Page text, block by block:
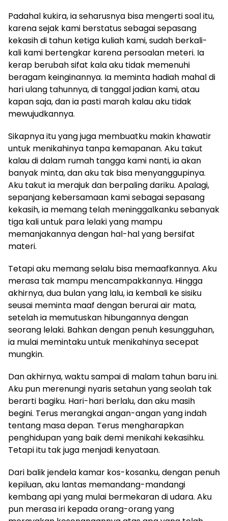
Padahal kukira, ia seharusnya bisa mengerti soal itu,
karena sejak kami berstatus sebagai sepasang
kekasih di tahun ketiga kuliah kami, sudah berkali-
kali kami bertengkar karena persoalan meteri. Ia
kerap berubah sifat kala aku tidak memenuhi
beragam keinginannya. Ia meminta hadiah mahal di
hari ulang tahunnya, di tanggal jadian kami, atau
kapan saja, dan ia pasti marah kalau aku tidak
mewujudkannya.
Sikapnya itu yang juga membuatku makin khawatir
untuk menikahinya tanpa kemapanan. Aku takut
kalau di dalam rumah tangga kami nanti, ia akan
banyak minta, dan aku tak bisa menyanggupinya.
Aku takut ia merajuk dan berpaling dariku. Apalagi,
sepanjang kebersamaan kami sebagai sepasang
kekasih, ia memang telah meninggalkanku sebanyak
tiga kali untuk para lelaki yang mampu
memanjakannya dengan hal-hal yang bersifat
materi.
Tetapi aku memang selalu bisa memaafkannya. Aku
merasa tak mampu mencampakkannya. Hingga
akhirnya, dua bulan yang lalu, ia kembali ke sisiku
seusai meminta maaf dengan berurai air mata,
setelah ia memutuskan hibungannya dengan
seorang lelaki. Bahkan dengan penuh kesungguhan,
ia mulai memintaku untuk menikahinya secepat
mungkin.
Dan akhirnya, waktu sampai di malam tahun baru ini.
Aku pun merenungi nyaris setahun yang seolah tak
berarti bagiku. Hari-hari berlalu, dan aku masih
begini. Terus merangkai angan-angan yang indah
tentang masa depan. Terus mengharapkan
penghidupan yang baik demi menikahi kekasihku.
Tetapi itu tak juga menjadi kenyataan.
Dari balik jendela kamar kos-kosanku, dengan penuh
kepiluan, aku lantas memandang-mandangi
kembang api yang mulai bermekaran di udara. Aku
pun merasa iri kepada orang-orang yang